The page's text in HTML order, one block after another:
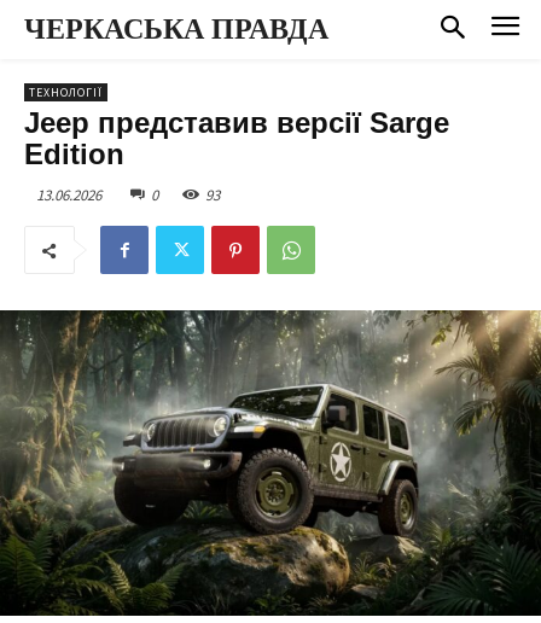
ЧЕРКАСЬКА ПРАВДА
ТЕХНОЛОГІЇ
Jeep представив версії Sarge
Edition
13.06.2026 0 93